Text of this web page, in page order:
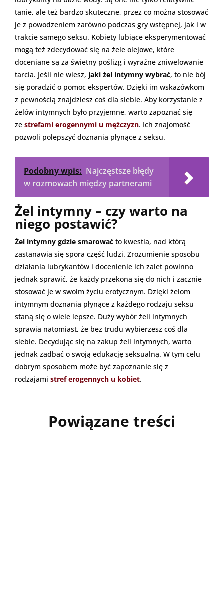
tanie, ale też bardzo skuteczne, przez co można stosować
je z powodzeniem zarówno podczas gry wstępnej, jak i w
trakcie samego seksu. Kobiety lubiące eksperymentować
mogą też zdecydować się na żele olejowe, które
doceniane są za świetny poślizg i wyraźne zniwelowanie
tarcia. Jeśli nie wiesz, jaki żel intymny wybrać, to nie bój
się poradzić o pomoc ekspertów. Dzięki im wskazówkom
z pewnością znajdziesz coś dla siebie. Aby korzystanie z
żelów intymnych było przyjemne, warto zapoznać się
ze strefami erogennymi u mężczyzn. Ich znajomość
pozwoli polepszyć doznania płynące z seksu.
Podobny wpis: Najczęstsze błędy
w rozmowach między partnerami
Żel intymny – czy warto na
niego postawić?
Żel intymny gdzie smarować to kwestia, nad którą
zastanawia się spora część ludzi. Zrozumienie sposobu
działania lubrykantów i docenienie ich zalet powinno
jednak sprawić, że każdy przekona się do nich i zacznie
stosować je w swoim życiu erotycznym. Dzięki żelom
intymnym doznania płynące z każdego rodzaju seksu
staną się o wiele lepsze. Duży wybór żeli intymnych
sprawia natomiast, że bez trudu wybierzesz coś dla
siebie. Decydując się na zakup żeli intymnych, warto
jednak zadbać o swoją edukację seksualną. W tym celu
dobrym sposobem może być zapoznanie się z
rodzajami stref erogennych u kobiet.
Powiązane treści